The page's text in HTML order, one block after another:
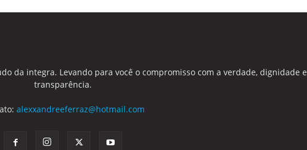
da integra. Levando para você o compromisso com a verdade, dignidade e
transparência.
alexxandreeferraz@hotmail.com